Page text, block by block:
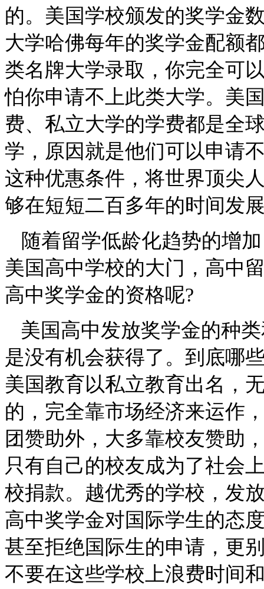
的。美国学校颁发的奖学金
大学哈佛每年的奖学金配额
类名牌大学录取，你完全可
怕你申请不上此类大学。 美
费、私立大学的学费都是全
学，原因就是他们可以申请
这种优惠条件，将世界顶尖
够在短短二百多年的时间发
随着留学低龄化趋势的增
美国高中学校的大门，高中
高中奖学金的资格呢?
美国高中发放奖学金的种
是没有机会获得了 。 到底哪
美国教育以私立教育出名 ，
的，完全靠市场经济来运作
团赞助外，大多靠校友赞助
只有自己的校友成为了社会
校捐款。越优秀的学校，发
高中奖学金对国际学生的态
甚至拒绝国际生的申请，更
不要在这些学校上浪费时间